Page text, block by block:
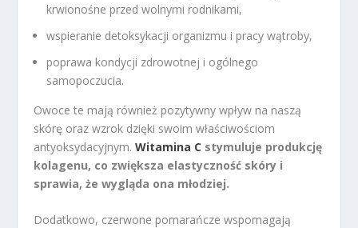
krwionośne przed wolnymi rodnikami,
wspieranie detoksykacji organizmu i pracy wątroby,
poprawa kondycji zdrowotnej i ogólnego
samopoczucia.
Owoce te mają również pozytywny wpływ na naszą
skórę oraz wzrok dzięki swoim właściwościom
antyoksydacyjnym.Witamina C stymuluje produkcję
kolagenu, co zwiększa elastyczność skóry i
sprawia, że wygląda ona młodziej.
Dodatkowo, czerwone pomarańcze wspomagają